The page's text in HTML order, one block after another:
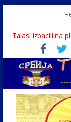
Monasi spasili
Talasi izbacili na
Srbin zaspao na
Politika i seks
U Srbiji pola